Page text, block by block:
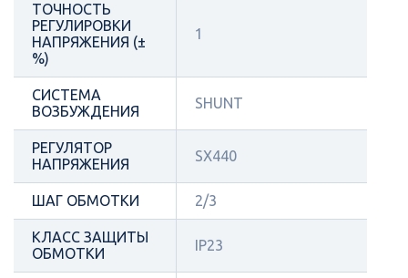
ТОЧНОСТЬ
РЕГУЛИРОВКИ
НАПРЯЖЕНИЯ (±
%)
1
СИСТЕМА
ВОЗБУЖДЕНИЯ
SHUNT
РЕГУЛЯТОР
НАПРЯЖЕНИЯ
SX440
ШАГ ОБМОТКИ 2/3
КЛАСС ЗАЩИТЫ
ОБМОТКИ
IP23